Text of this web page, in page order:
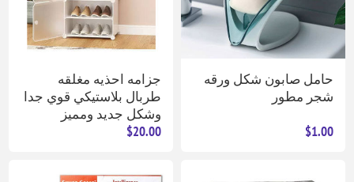
حامل صابون شكل ورقه
شجر مطور
$1.00
جزامه احذيه مغلقه
طربال بلاستيكي قوي جدا
وشكل جديد ومميز
$20.00